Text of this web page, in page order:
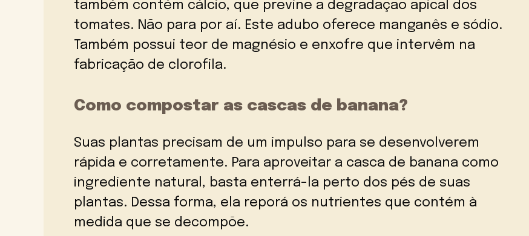
também contém cálcio, que previne a degradação apical dos
tomates. Não para por aí. Este adubo oferece manganês e sódio.
Também possui teor de magnésio e enxofre que intervêm na
fabricação de clorofila.
Como compostar as cascas de banana?
Suas plantas precisam de um impulso para se desenvolverem
rápida e corretamente. Para aproveitar a casca de banana como
ingrediente natural, basta enterrá-la perto dos pés de suas
plantas. Dessa forma, ela reporá os nutrientes que contém à
medida que se decompõe.